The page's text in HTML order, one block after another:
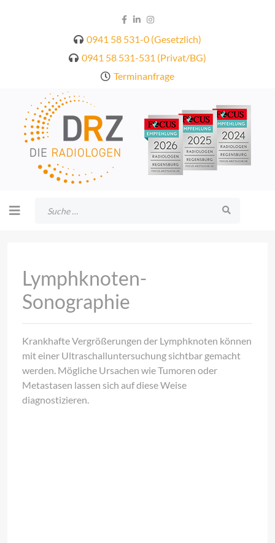
0941 58 531-0 (Gesetzlich)
0941 58 531-531 (Privat/BG)
Terminanfrage
Lymphknoten-
Sonographie
Krankhafte Vergrößerungen der Lymphknoten können
mit einer Ultraschalluntersuchung sichtbar gemacht
werden. Mögliche Ursachen wie Tumoren oder
Metastasen lassen sich auf diese Weise
diagnostizieren.